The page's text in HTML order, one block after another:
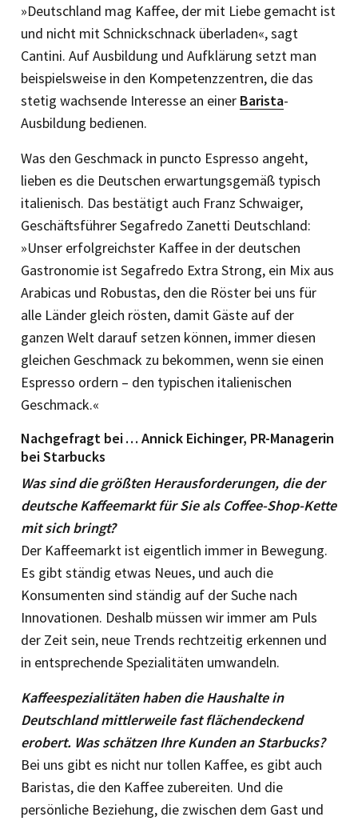
»Deutschland mag Kaffee, der mit Liebe gemacht ist
und nicht mit Schnickschnack überladen«, sagt
Cantini. Auf Ausbildung und Aufklärung setzt man
beispielsweise in den Kompetenzzentren, die das
stetig wachsende Interesse an einer Barista-
Ausbildung bedienen.
Was den Geschmack in puncto Espresso angeht,
lieben es die Deutschen erwartungsgemäß typisch
italienisch. Das bestätigt auch Franz Schwaiger,
Geschäftsführer Segafredo Zanetti Deutschland:
»Unser erfolgreichster Kaffee in der deutschen
Gastronomie ist ­Segafredo Extra Strong, ein Mix aus
Arabicas und Robustas, den die Röster bei uns für
alle Länder gleich rösten, damit Gäste auf der
ganzen Welt darauf setzen können, immer diesen
gleichen Geschmack zu bekommen, wenn sie einen
Espresso ordern – den typischen italienischen
Geschmack.«
Nachgefragt bei … Annick Eichinger, PR-Managerin
bei Starbucks
Was sind die größten Herausforderungen, die der
deutsche Kaffeemarkt für Sie als Coffee-Shop-Kette
mit sich bringt?
Der Kaffeemarkt ist eigentlich immer in Bewegung.
Es gibt ständig etwas Neues, und auch die
Konsumenten sind ständig auf der Suche nach
Innovationen. Deshalb müssen wir immer am Puls
der Zeit sein, neue Trends rechtzeitig erkennen und
in entsprechende Spezialitäten umwandeln.
Kaffeespezialitäten haben die Haushalte in
Deutschland mittlerweile fast flächendeckend
erobert. Was schätzen Ihre Kunden an Starbucks?
Bei uns gibt es nicht nur tollen Kaffee, es gibt auch
Baristas, die den Kaffee zubereiten. Und die
persönliche Beziehung, die zwischen dem Gast und